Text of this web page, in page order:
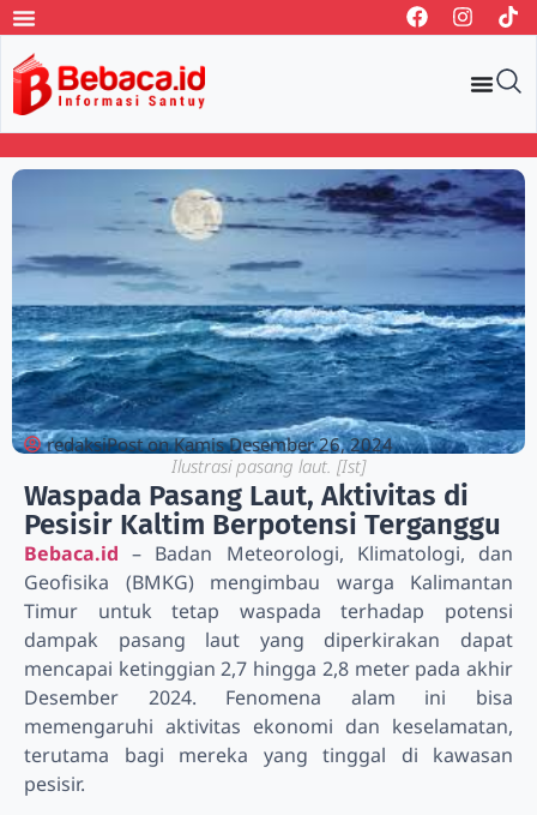
Ilustrasi pasang laut. [Ist]
redaksiPost on Kamis Desember 26, 2024
Waspada Pasang Laut, Aktivitas di
Pesisir Kaltim Berpotensi Terganggu
Bebaca.id – Badan Meteorologi, Klimatologi, dan
Geofisika (BMKG) mengimbau warga Kalimantan
Timur untuk tetap waspada terhadap potensi
dampak pasang laut yang diperkirakan dapat
mencapai ketinggian 2,7 hingga 2,8 meter pada akhir
Desember 2024. Fenomena alam ini bisa
memengaruhi aktivitas ekonomi dan keselamatan,
terutama bagi mereka yang tinggal di kawasan
pesisir.